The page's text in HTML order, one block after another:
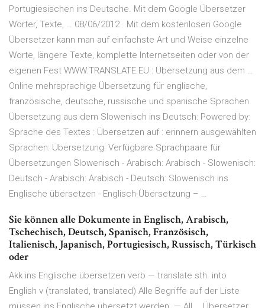
Portugiesischen ins Deutsche. Mit dem Google Übersetzer
Wörter, Texte, … 08/06/2012 · Mit dem kostenlosen Google
Übersetzer kann man auf einfachste Art und Weise einzelne
Worte, längere Texte, komplette Internetseiten oder von der
eigenen Fest WWW.TRANSLATE.EU : Übersetzung aus dem …
Online mehrsprachige Übersetzung für englische,
französische, deutsche, russische und spanische Sprachen
Übersetzung aus dem Slowenisch ins Deutsch: Powered by:
Sprache des Textes : Übersetzen auf : erinnern ausgewählten
Sprachen: Übersetzung: Verfügbare Sprachpaare für
Übersetzungen Slowenisch - Arabisch: Arabisch - Slowenisch:
Deutsch - Arabisch: Arabisch - Deutsch: Slowenisch ins
Englische übersetzen - Englisch-Übersetzung – …
Sie können alle Dokumente in Englisch, Arabisch,
Tschechisch, Deutsch, Spanisch, Französisch,
Italienisch, Japanisch, Portugiesisch, Russisch, Türkisch
oder
Akk ins Englische übersetzen verb — translate sth. into
English v (translated, translated) Alle Begriffe auf der Liste